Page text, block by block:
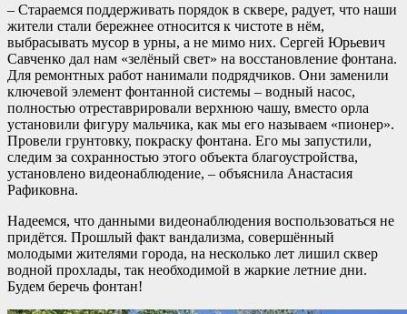
– Стараемся поддерживать порядок в сквере, радует, что наши
жители стали бережнее относится к чистоте в нём,
выбрасывать мусор в урны, а не мимо них. Сергей Юрьевич
Савченко дал нам «зелёный свет» на восстановление фонтана.
Для ремонтных работ нанимали подрядчиков. Они заменили
ключевой элемент фонтанной системы – водный насос,
полностью отреставрировали верхнюю чашу, вместо орла
установили фигуру мальчика, как мы его называем «пионер».
Провели грунтовку, покраску фонтана. Его мы запустили,
следим за сохранностью этого объекта благоустройства,
установлено видеонаблюдение, – объяснила Анастасия
Рафиковна.
Надеемся, что данными видеонаблюдения воспользоваться не
придётся. Прошлый факт вандализма, совершённый
молодыми жителями города, на несколько лет лишил сквер
водной прохлады, так необходимой в жаркие летние дни.
Будем беречь фонтан!